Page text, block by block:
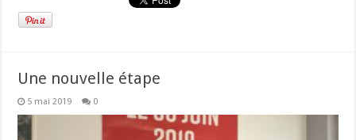
Une nouvelle étape
5 mai 2019 0